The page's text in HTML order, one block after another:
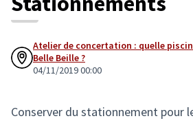
Atelier de concertation : quelle
Belle Beille ?
04/11/2019 00:00
Conserver du stationnement pour